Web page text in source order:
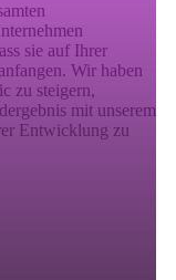
sie auf Ihrer
Wir haben
zu steigern,
mit unserem
Entwicklung zu